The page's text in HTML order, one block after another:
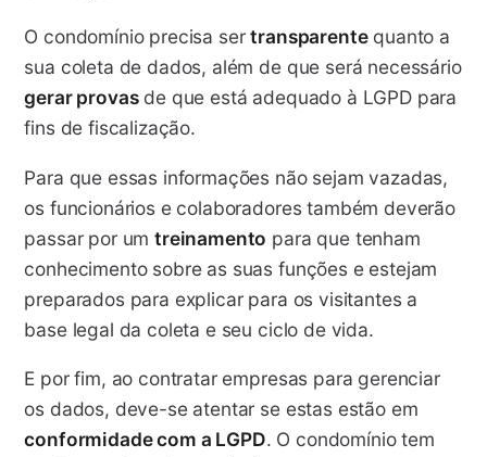
O condomínio precisa sertransparentequanto a
sua coleta de dados, além de que será necessário
gerar provasde que está adequado à LGPD para
fins de fiscalização.
Para que essas informações não sejam vazadas,
os funcionários e colaboradores também deverão
passar por umtreinamento para que tenham
conhecimento sobre as suas funções e estejam
preparados para explicar para os visitantes a
base legal da coleta e seu ciclo de vida.
E por fim, ao contratar empresas para gerenciar
os dados, deve-se atentar se estas estão em
conformidade com a LGPD. O condomínio tem